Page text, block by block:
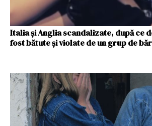
Italia și Anglia scandalizate, după ce
fost bătute și violate de un grup de